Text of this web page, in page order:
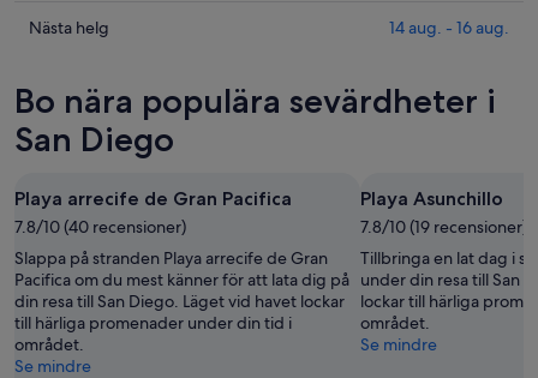
Diego
9
aug.
-
aug.
i
för
imorgon
natt,
aug.
-
11
aug.
Kolla
San
Diego
inför
helg,
14
aug.
-
16
aug.
Nästa helg 14 aug. - 16 aug.
Bo nära populära sevärdheter i
San Diego
Playa arrecife de Gran Pacifica
7.8/10 (40 recensioner)
Slappa på stranden Playa arrecife de Gran
Pacifica om du mest känner för att lata dig på
din resa till San Diego. Läget vid havet lockar
till härliga promenader under din tid i
området.
Se mindre
Playa Asunchillo
7.8/10 (19 recensioner)
Tillbringa en lat dag i
under din resa till San
lockar till härliga
området.
Se mindre